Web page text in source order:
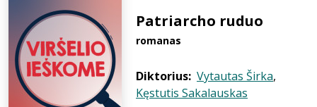
Patriarcho ruduo
romanas
Diktorius: Vytautas Širka,
Kęstutis Sakalauskas